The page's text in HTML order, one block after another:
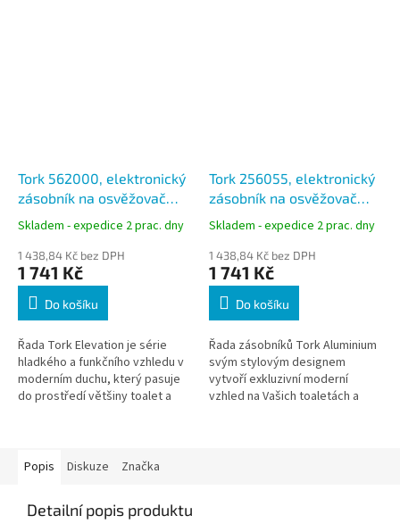
Tork 562000, elektronický
zásobník na osvěžovač
vzduchu, bílý, A1
Skladem - expedice 2 prac. dny
1 438,84 Kč bez DPH
1 741 Kč
Do košíku
Řada Tork Elevation je série
hladkého a funkčního vzhledu v
moderním duchu, který pasuje
do prostředí většiny toalet a
Tork 256055, elektronický
zásobník na osvěžovač
vzduchu, šedý, A1
Skladem - expedice 2 prac. dny
1 438,84 Kč bez DPH
1 741 Kč
Do košíku
Řada zásobníků Tork Aluminium
svým stylovým designem
vytvoří exkluzivní moderní
vzhled na Vašich toaletách a
Popis
Diskuze Značka
Detailní popis produktu